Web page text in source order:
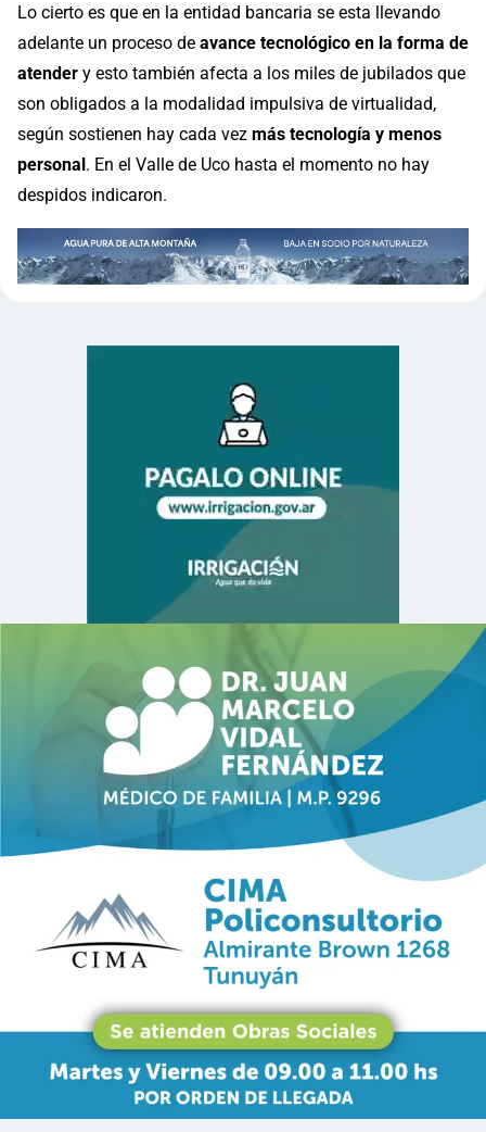
Lo cierto es que en la entidad bancaria se esta llevando
adelante un proceso de avance tecnológico en la forma de
atender y esto también afecta a los miles de jubilados que
son obligados a la modalidad impulsiva de virtualidad,
según sostienen hay cada vez más tecnología y menos
personal . En el Valle de Uco hasta el momento no hay
despidos indicaron.